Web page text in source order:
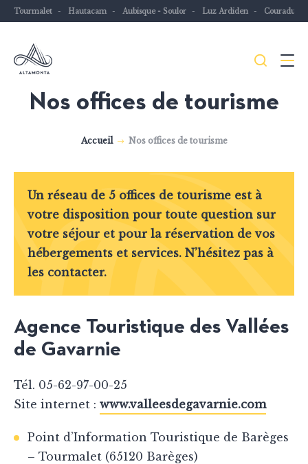
Tourmalet Hautacam Aubisque - Soulor Luz Ardiden
Les
VTT
Menu
Nos offices de tourisme
Accueil Nos offices de tourisme
Un réseau de 5 offices de tourisme est à
votre disposition pour toute question sur
votre séjour et pour la réservation de vos
hébergements et services. N’hésitez pas à
les contacter.
Agence Touristique des Vallées
de Gavarnie
Tél. 05-62-97-00-25
Site internet : www.valleesdegavarnie.com
Point d’Information Touristique de Barèges
– Tourmalet (65120 Barèges)